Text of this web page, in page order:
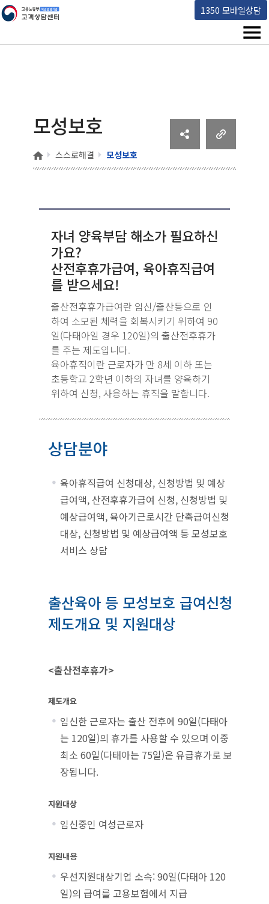
1350 모바일상담
고용노동부 책임운영기관 고객상담센터
메
모성보호
홈 스스로해결 모성보호
자녀 양육부담 해소가 필요하신
가요?
산전후휴가급여, 육아휴직급여
를 받으세요!
출산전후휴가급여란 임신/출산등으로 인
하여 소모된 체력을 회복시키기 위하여 90
일(다태아일 경우 120일)의 출산전후휴가
를 주는 제도입니다.
육아휴직이란 근로자가 만 8세 이하 또는
초등학교 2학년 이하의 자녀를 양육하기
위하여 신청, 사용하는 휴직을 말합니다.
상담분야
육아휴직급여 신청대상, 신청방법 및 예상
급여액, 산전후휴가급여 신청, 신청방법 및
예상급여액, 육아기근로시간 단축급여신청
대상, 신청방법 및 예상급여액 등 모성보호
서비스 상담
출산육아 등 모성보호 급여신청
제도개요 및 지원대상
<출산전후휴가>
제도개요
임신한 근로자는 출산 전후에 90일(다태아
는 120일)의 휴가를 사용할 수 있으며 이중
최소 60일(다태아는 75일)은 유급휴가로 보
장됩니다.
지원대상
임신중인 여성근로자
지원내용
우선지원대상기업 소속: 90일(다태아 120
일)의 급여를 고용보험에서 지급